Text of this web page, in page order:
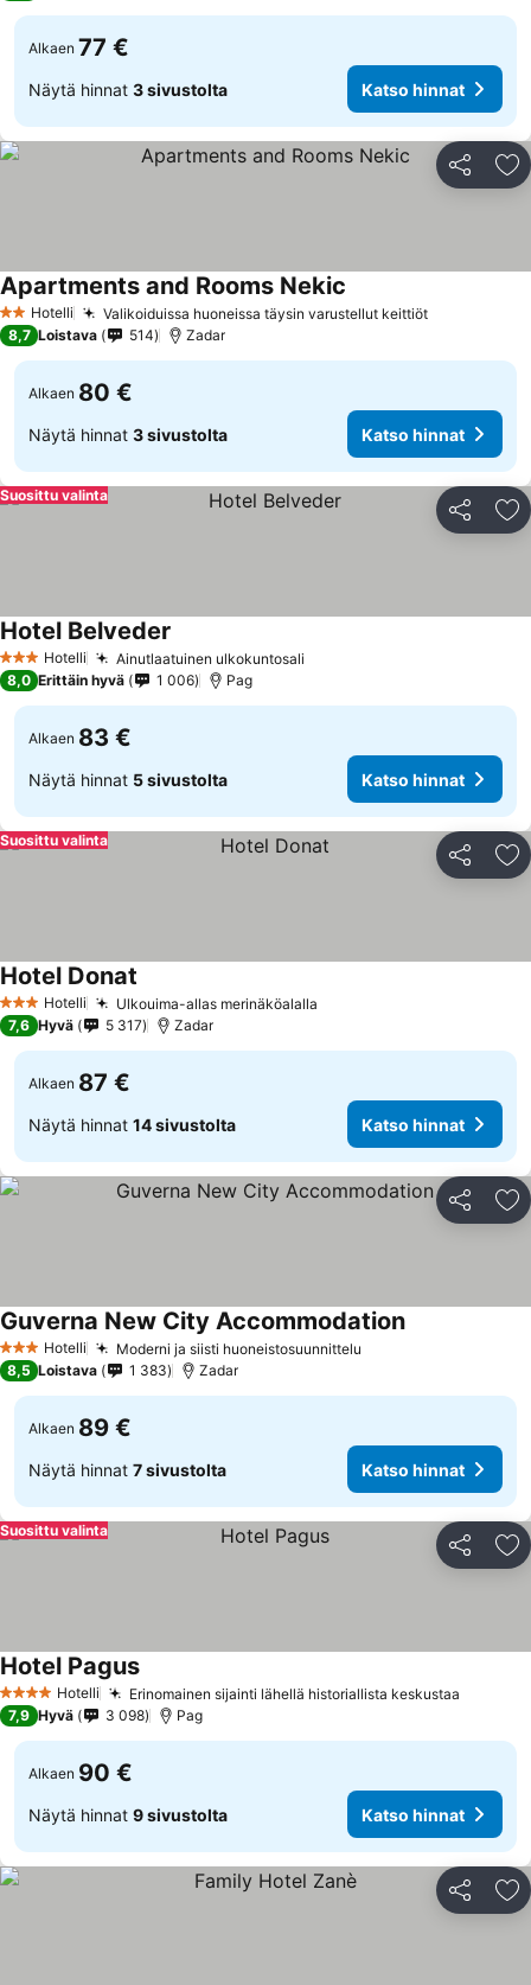
Alkaen 77 €
Näytä hinnat 3 sivustolta Katso hinnat
Jaa
2 Tähtiluokitus
Hotelli Valikoiduissa huoneissa täysin varustellut keittiöt
Apartments and Rooms Nekic
8,7 Loistava 514 Zadar
Alkaen 80 €
Näytä hinnat 3 sivustolta Katso hinnat
Jaa
Suosittu valinta
3 Tähtiluokitus
Hotelli Ainutlaatuinen ulkokuntosali
Hotel Belveder
8,0 Erittäin hyvä 1 006 Pag
Alkaen 83 €
Näytä hinnat 5 sivustolta Katso hinnat
Jaa
Suosittu valinta
3 Tähtiluokitus
Hotelli Ulkouima-allas merinäköalalla
Hotel Donat
7,6 Hyvä 5 317 Zadar
Alkaen 87 €
Näytä hinnat 14 sivustolta Katso hinnat
Jaa
3 Tähtiluokitus
Hotelli Moderni ja siisti huoneistosuunnittelu
Guverna New City Accommodation
8,5 Loistava 1 383 Zadar
Alkaen 89 €
Näytä hinnat 7 sivustolta Katso hinnat
Jaa
Suosittu valinta
4 Tähtiluokitus
Hotelli Erinomainen sijainti lähellä historiallista keskustaa
Hotel Pagus
7,9 Hyvä 3 098 Pag
Alkaen 90 €
Näytä hinnat 9 sivustolta Katso hinnat
Jaa